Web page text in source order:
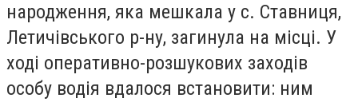
народження, яка мешкала у с. Ставниця,
Летичівського р-ну, загинула на місці. У
ході оперативно-розшукових заходів
особу водія вдалося встановити: ним